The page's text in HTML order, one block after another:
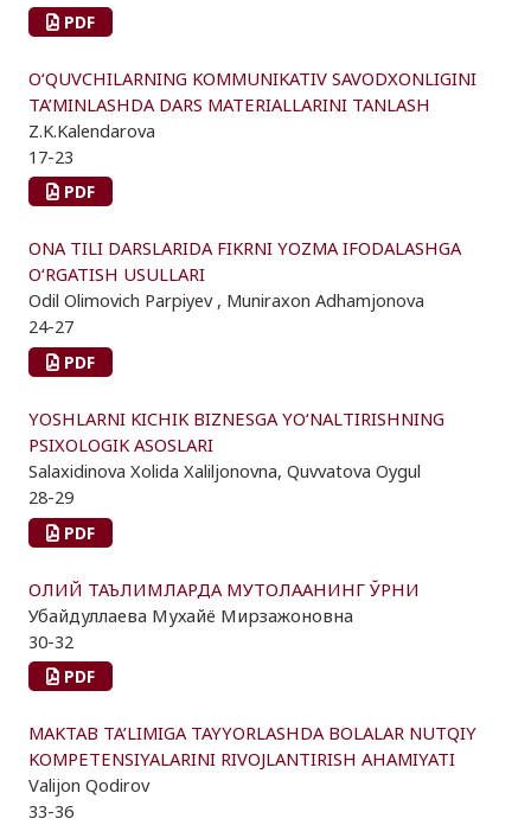
PDF
O‘QUVCHILARNING KOMMUNIKATIV SAVODXONLIGINI
TA’MINLASHDA DARS MATERIALLARINI TANLASH
Z.K.Kalendarova
17-23
PDF
ONA TILI DARSLARIDA FIKRNI YOZMA IFODALASHGA
O‘RGATISH USULLARI
Odil Olimovich Parpiyev , Muniraxon Adhamjonova
24-27
PDF
YOSHLARNI KICHIK BIZNESGA YO‘NALTIRISHNING
PSIXOLOGIK ASOSLARI
Salaxidinova Xolida Xaliljonovna, Quvvatova Oygul
28-29
PDF
ОЛИЙ ТАЪЛИМЛАРДА МУТОЛААНИНГ ЎРНИ
Убайдуллаева Мухайё Мирзажоновна
30-32
PDF
MAKTAB TA’LIMIGA TAYYORLASHDA BOLALAR NUTQIY
KOMPETENSIYALARINI RIVOJLANTIRISH AHAMIYATI
Valijon Qodirov
33-36